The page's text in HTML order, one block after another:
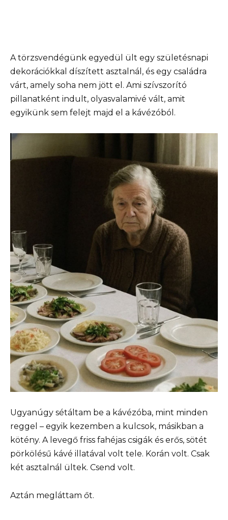
A törzsvendégünk egyedül ült egy születésnapi
dekorációkkal díszített asztalnál, és egy családra
várt, amely soha nem jött el. Ami szívszorító
pillanatként indult, olyasvalamivé vált, amit
egyikünk sem felejt majd el a kávézóból.
Ugyanúgy sétáltam be a kávézóba, mint minden
reggel – egyik kezemben a kulcsok, másikban a
kötény. A levegő friss fahéjas csigák és erős, sötét
pörkölésű kávé illatával volt tele. Korán volt. Csak
két asztalnál ültek. Csend volt.
Aztán megláttam őt.